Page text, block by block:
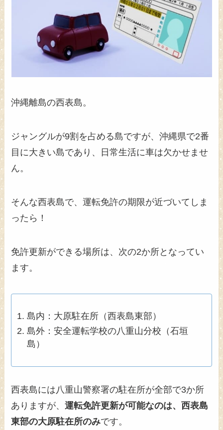
沖縄離島の西表島。
ジャングルが9割を占める島ですが、沖縄県で2番
目に大きい島であり、日常生活に車は欠かせませ
ん。
そんな西表島で、運転免許の期限が近づいてしま
ったら！
免許更新ができる場所は、次の2か所となってい
ます。
島内：大原駐在所（西表島東部）
島外：安全運転学校の八重山分校（石垣
島）
西表島には八重山警察署の駐在所が全部で3か所
ありますが、運転免許更新が可能なのは、西表島
東部の大原駐在所のみです。